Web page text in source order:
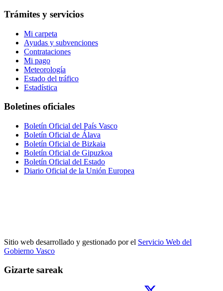
Trámites y servicios
Mi carpeta
Ayudas y subvenciones
Contrataciones
Mi pago
Meteorología
Estado del tráfico
Estadística
Boletines oficiales
Boletín Oficial del País Vasco
Boletín Oficial de Álava
Boletín Oficial de Bizkaia
Boletín Oficial de Gipuzkoa
Boletín Oficial del Estado
Diario Oficial de la Unión Europea
Sitio web desarrollado y gestionado por el Servicio Web del
Gobierno Vasco
Gizarte sareak